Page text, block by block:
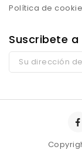
Política de
Suscribete